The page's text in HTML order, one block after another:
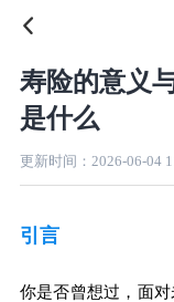

寿险的意义
是什么
更新时间： 2026-06-04
引言
你是否曾想过，面